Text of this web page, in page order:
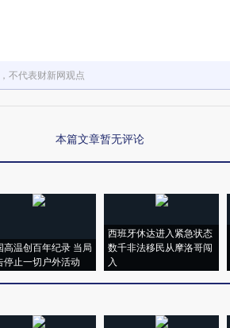
不代表财新网观点
本篇文章暂无评论
高温创百年纪录 当局
停止一切户外活动
西班牙休达进入紧急状态
数千非法移民从摩洛哥闯
入